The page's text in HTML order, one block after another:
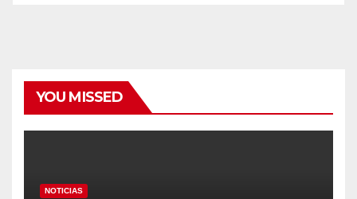
YOU MISSED
NOTICIAS